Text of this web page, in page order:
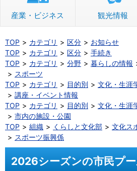
産業・ビジネス 観光情報
TOP カテゴリ 区分
お知らせ
TOP
カテゴリ 区分
手続き
TOP
カテゴリ 分野 暮らしの情報
スポーツ
TOP
カテゴリ 目的別
文化・生涯
講座・イベント情報
TOP
カテゴリ 目的別
文化・生涯
市内の施設・公園
TOP
組織 くらしと文化部
文化ス
スポーツ振興係
2026シーズンの市民プ